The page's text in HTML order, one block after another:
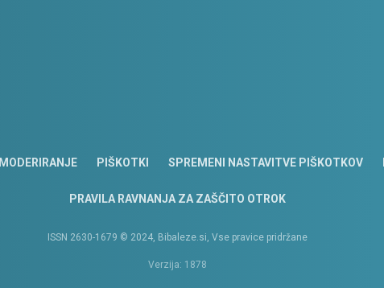
MODERIRANJE PIŠKOTKI SPREMENI NASTAVITVE PIŠKOTKOV
PRAVILA RAVNANJA ZA ZAŠČITO OTROK
ISSN 2630-1679 © 2024, Bibaleze.si, Vse pravice pridržane
Verzija: 1878